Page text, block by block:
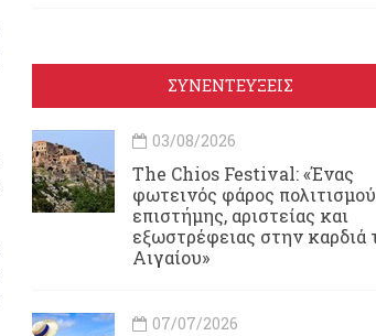
ΣΥΝΕΝΤΕΥΞΕΙΣ
03/08/2026
Τhe Chios Festival: «Ένας
φωτεινός φάρος
επιστήμης, αριστείας και
εξωστρέφειας στην καρδιά
Αιγαίου»
07/07/2026